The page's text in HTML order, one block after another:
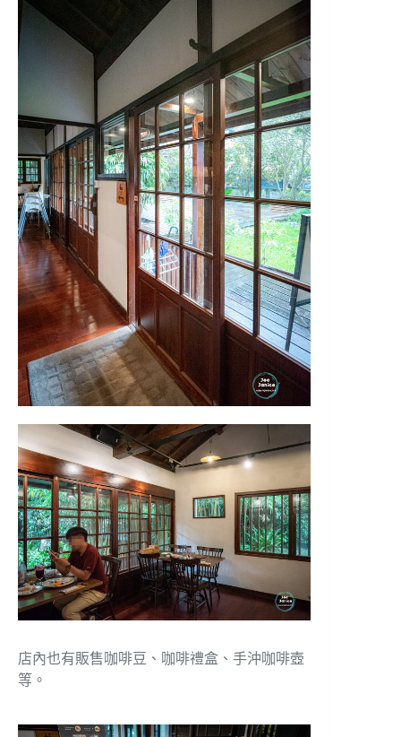
店內也有販售咖啡豆、咖啡禮盒、手沖咖啡壺
等。